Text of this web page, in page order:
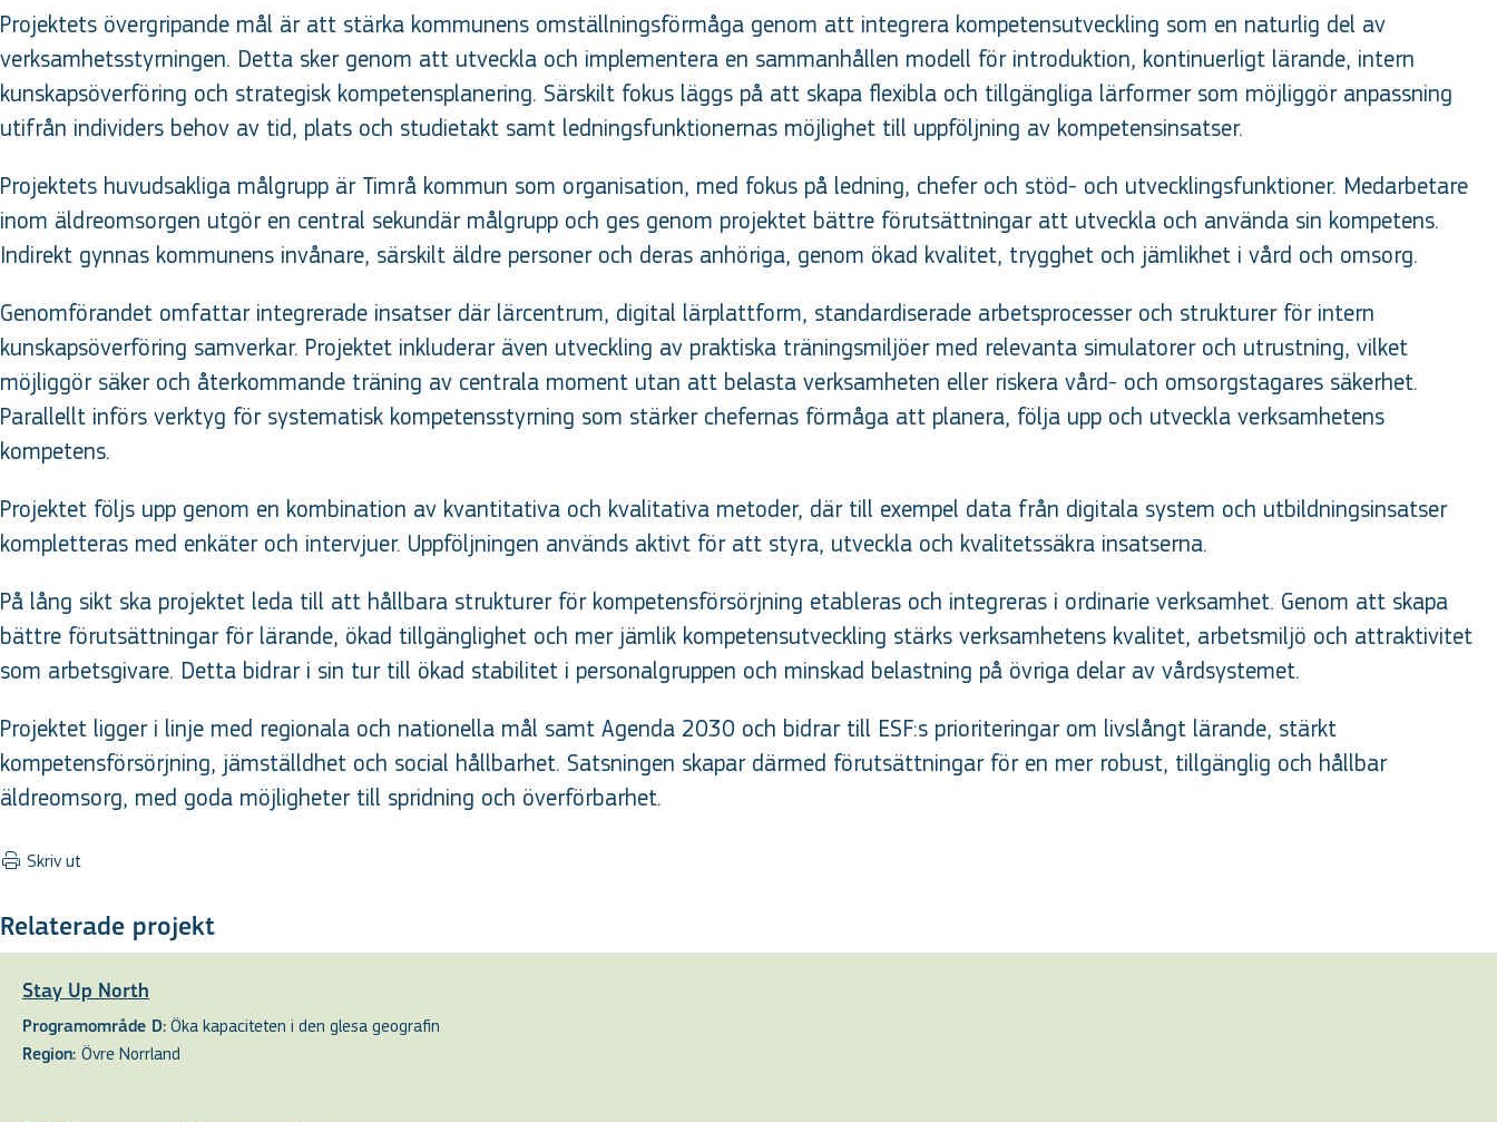
Projektets övergripande mål är att stärka kommunens omställningsförmåga genom att integrera kompetensutveckling som en naturlig del av
verksamhetsstyrningen. Detta sker genom att utveckla och implementera en sammanhållen modell för introduktion, kontinuerligt lärande, intern
kunskapsöverföring och strategisk kompetensplanering. Särskilt fokus läggs på att skapa flexibla och tillgängliga lärformer som möjliggör anpassning
utifrån individers behov av tid, plats och studietakt samt ledningsfunktionernas möjlighet till uppföljning av kompetensinsatser.
Projektets huvudsakliga målgrupp är Timrå kommun som organisation, med fokus på ledning, chefer och stöd- och utvecklingsfunktioner. Medarbetare
inom äldreomsorgen utgör en central sekundär målgrupp och ges genom projektet bättre förutsättningar att utveckla och använda sin kompetens.
Indirekt gynnas kommunens invånare, särskilt äldre personer och deras anhöriga, genom ökad kvalitet, trygghet och jämlikhet i vård och omsorg.
Genomförandet omfattar integrerade insatser där lärcentrum, digital lärplattform, standardiserade arbetsprocesser och strukturer för intern
kunskapsöverföring samverkar. Projektet inkluderar även utveckling av praktiska träningsmiljöer med relevanta simulatorer och utrustning, vilket
möjliggör säker och återkommande träning av centrala moment utan att belasta verksamheten eller riskera vård- och omsorgstagares säkerhet.
Parallellt införs verktyg för systematisk kompetensstyrning som stärker chefernas förmåga att planera, följa upp och utveckla verksamhetens
kompetens.
Projektet följs upp genom en kombination av kvantitativa och kvalitativa metoder, där till exempel data från digitala system och utbildningsinsatser
kompletteras med enkäter och intervjuer. Uppföljningen används aktivt för att styra, utveckla och kvalitetssäkra insatserna.
På lång sikt ska projektet leda till att hållbara strukturer för kompetensförsörjning etableras och integreras i ordinarie verksamhet. Genom att skapa
bättre förutsättningar för lärande, ökad tillgänglighet och mer jämlik kompetensutveckling stärks verksamhetens kvalitet, arbetsmiljö och attraktivitet
som arbetsgivare. Detta bidrar i sin tur till ökad stabilitet i personalgruppen och minskad belastning på övriga delar av vårdsystemet.
Projektet ligger i linje med regionala och nationella mål samt Agenda 2030 och bidrar till ESF:s prioriteringar om livslångt lärande, stärkt
kompetensförsörjning, jämställdhet och social hållbarhet. Satsningen skapar därmed förutsättningar för en mer robust, tillgänglig och hållbar
äldreomsorg, med goda möjligheter till spridning och överförbarhet.
Skriv ut
Relaterade projekt
Stay Up North
Programområde D: Öka kapaciteten i den glesa geografin
Region: Övre Norrland